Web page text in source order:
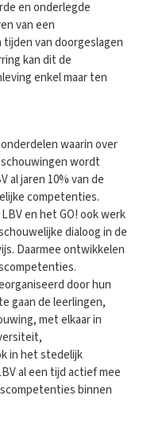
en onderlegde
van een
van doorgeslagen
kan dit de
enkel maar ten
waarin over
wordt
al jaren 10% van de
competenties.
en het GO! ook werk
dialoog in de
Daarmee ontwikkelen
door hun
gaan de leerlingen,
met elkaar in
in het stedelijk
al een tijd actief mee
binnen